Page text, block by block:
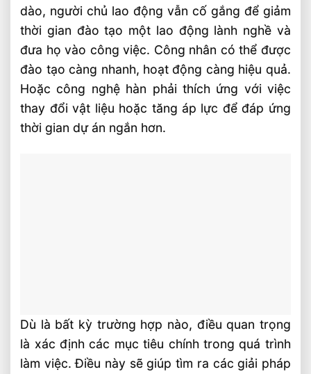
dào, người chủ lao động vẫn cố gắng để giảm
thời gian đào tạo một lao động lành nghề và
đưa họ vào công việc. Công nhân có thể được
đào tạo càng nhanh, hoạt động càng hiệu quả.
Hoặc công nghệ hàn phải thích ứng với việc
thay đổi vật liệu hoặc tăng áp lực để đáp ứng
thời gian dự án ngắn hơn.
Dù là bất kỳ trường hợp nào, điều quan trọng
là xác định các mục tiêu chính trong quá trình
làm việc. Điều này sẽ giúp tìm ra các giải pháp